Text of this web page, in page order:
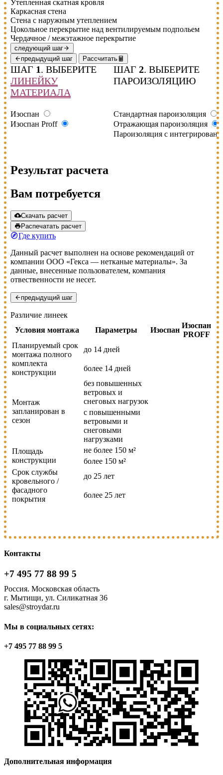
Контакты
+7 495 77 88 99 5
Россия. Московская область
г. Мытищи, ул. Силикатная 36
sales@stroydar.ru
Мы в социальных сетях:
+7 495 77 88 99 5
Дополнительная информация